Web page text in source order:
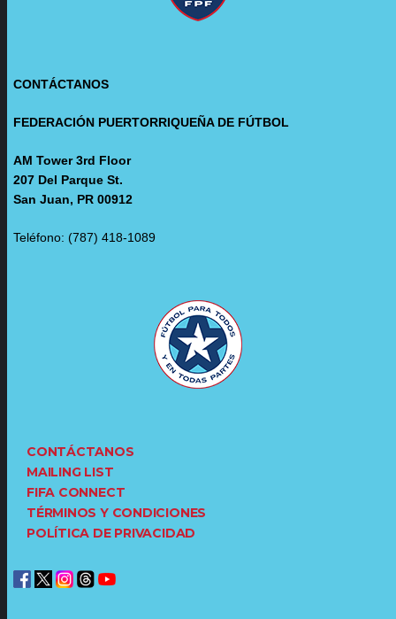
CONTÁCTANOS
FEDERACIÓN PUERTORRIQUEÑA DE FÚTBOL
AM Tower 3rd Floor
207 Del Parque St.
San Juan, PR 00912
Teléfono: (787) 418-1089
CONTÁCTANOS
MAILING LIST
FIFA CONNECT
TÉRMINOS Y CONDICIONES
POLÍTICA DE PRIVACIDAD